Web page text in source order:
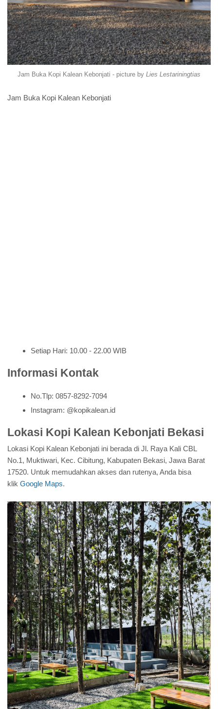
Jam Buka Kopi Kalean Kebonjati - picture by Lies Lestariningtias
Jam Buka Kopi Kalean Kebonjati
Setiap Hari: 10.00 - 22.00 WIB
Informasi Kontak
No.Tlp: 0857-8292-7094
Instagram: @kopikalean.id
Lokasi Kopi Kalean Kebonjati Bekasi
Lokasi Kopi Kalean Kebonjati ini berada di Jl. Raya Kali CBL
No.1, Muktiwari, Kec. Cibitung, Kabupaten Bekasi, Jawa Barat
17520. Untuk memudahkan akses dan rutenya, Anda bisa
klik Google Maps.